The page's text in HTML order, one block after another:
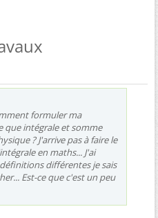
formuler ma
que intégrale et somme
? J'arrive pas à faire le
en maths... J'ai
différentes je sais
Est-ce que c'est un peu